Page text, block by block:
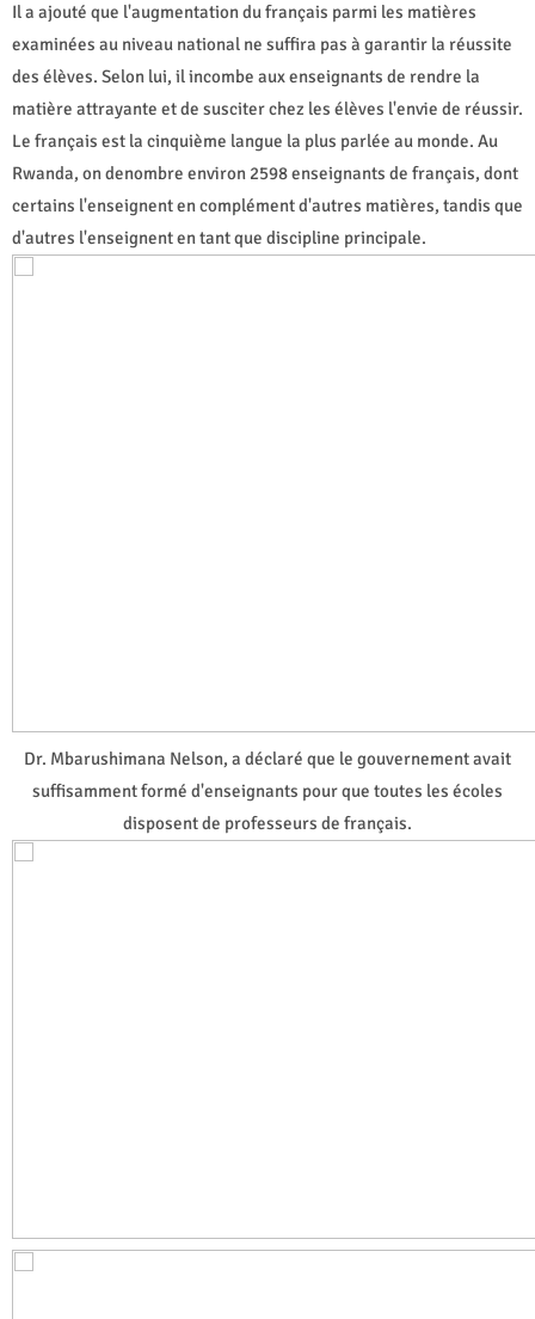
Il a ajouté que l'augmentation du français parmi les matières
examinées au niveau national ne suffira pas à garantir la réussite
des élèves. Selon lui, il incombe aux enseignants de rendre la
matière attrayante et de susciter chez les élèves l'envie de réussir.
Le français est la cinquième langue la plus parlée au monde. Au
Rwanda, on denombre environ 2598 enseignants de français, dont
certains l'enseignent en complément d'autres matières, tandis que
d'autres l'enseignent en tant que discipline principale.
Dr. Mbarushimana Nelson, a déclaré que le gouvernement avait
suffisamment formé d'enseignants pour que toutes les écoles
disposent de professeurs de français.